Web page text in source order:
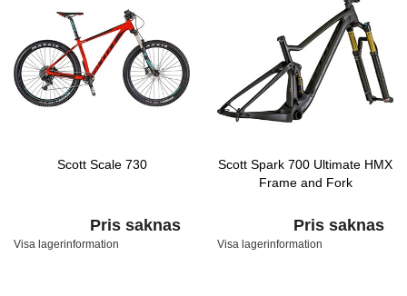
Scott Scale 730
Pris saknas
Visa lagerinformation
Scott Spark 700 Ultimate HMX
Frame and Fork
Pris saknas
Visa lagerinformation